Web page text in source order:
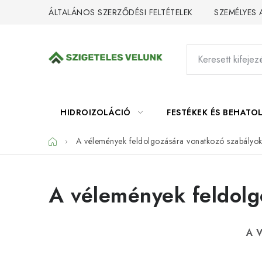
ÁLTALÁNOS SZERZŐDÉSI FELTÉTELEK
HIDROIZOLÁCIÓ FESTÉKEK ÉS
KezdőlapA vélemények feldolgozására vonatkozó szabályok
A vélemények
A